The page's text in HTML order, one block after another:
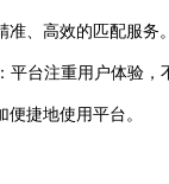
、高效的匹配服务。
台注重用户体验，
捷地使用平台。